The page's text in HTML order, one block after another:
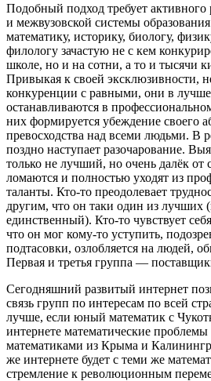
Подобный подход требует
и межвузовской системы
математику, историку, биологу,
филологу зачастую не с кем
школе, но и на сотни, а то и тысячи
Привыкая к своей эксклюзивности,
конкуренции с равными, они в
останавливаются в
них формируется убеждение своего
превосходства над всеми людьми. В
поздно наступает разочарование.
только не лучший, но очень далёк
ломаются и полностью уходят из
таланты. Кто-то преодолевает
другим, что он таки один из лучших
единственный). Кто-то чувствует
что он мог кому-то уступить,
подтасовки, озлобляется на людей,
Первая и третья группа —
Сегодняшний развитый интернет
связь групп по интересам по всей
лучше, если юный математик с
интернете математические
математиками из Крыма и
же интернете будет с теми же
стремление к революционным